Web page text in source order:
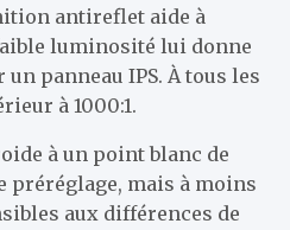
antireflet aide à
luminosité lui donne
panneau IPS. À tous les
à 1000:1.
à un point blanc de
préréglage, mais à moins
aux différences de